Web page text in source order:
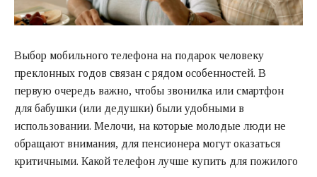
Выбор мобильного телефона на подарок человеку
преклонных годов связан с рядом особенностей. В
первую очередь важно, чтобы звонилка или смартфон
для бабушки (или дедушки) были удобными в
использовании. Мелочи, на которые молодые люди не
обращают внимания, для пенсионера могут оказаться
критичными. Какой телефон лучше купить для пожилого